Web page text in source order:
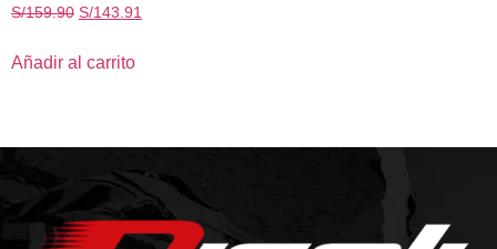
S/159.90 S/143.91
Añadir al carrito